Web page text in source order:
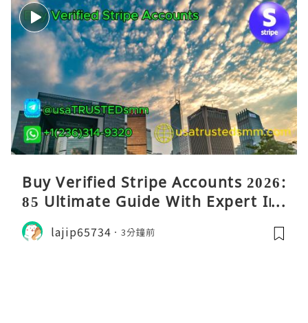
Buy Verified Stripe Accounts 2026:
85 Ultimate Guide With Expert Ins
ights
lajip65734 3分鐘前